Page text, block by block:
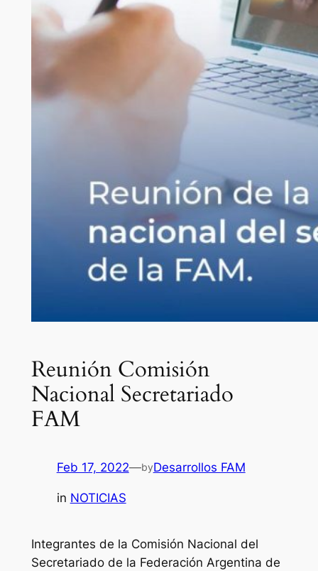
Reunión Comisión
Nacional Secretariado
FAM
Feb 17, 2022—byDesarrollos FAM
in NOTICIAS
Integrantes de la Comisión Nacional del
Secretariado de la Federación Argentina de